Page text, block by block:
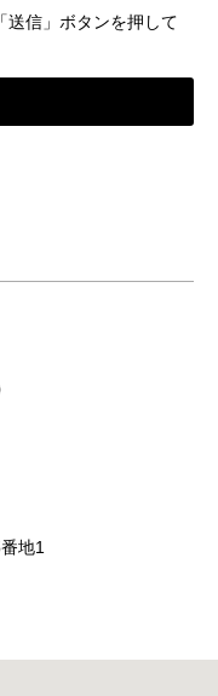
送信」ボタンを押して
地1